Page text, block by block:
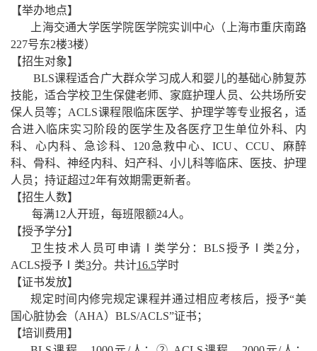
【举办地点】
上海交通大学医学院医学院实训中心（上海市重庆南路
227号东2楼3楼）
【招生对象】
BLS课程适合广大群众学习成人和婴儿的基础心肺复苏
技能，适合学校卫生保健老师、 家庭护理人员、公共场所安
保人员等； ACLS课程限临床医学、护理学等专业报名，适
合进入临床实习 阶段的医学生及各医疗卫生单位外科、内
科、心内科、急诊科、 120急救中心、ICU、CCU、麻醉
科、骨科、神经内科、妇产科、小儿科等临床、医技、护理
人员；持证超过2年有效期需更新者。
【招生人数】
每满12人开班，每班限额24人。
【授予学分】
卫生技术人员可申请
Ⅰ类 学分：BLS授予Ⅰ类 2 分，
ACLS授予Ⅰ类3分。共计16.5学时
【证书发放】
规定时间内修完规定课程并通过相应考核后，授予“美
国心脏协会（AHA）BLS/ACLS”证书；
【培训费用】